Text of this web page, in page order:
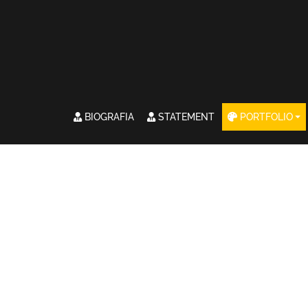
BIOGRAFIA STATEMENT PORTFOLIO